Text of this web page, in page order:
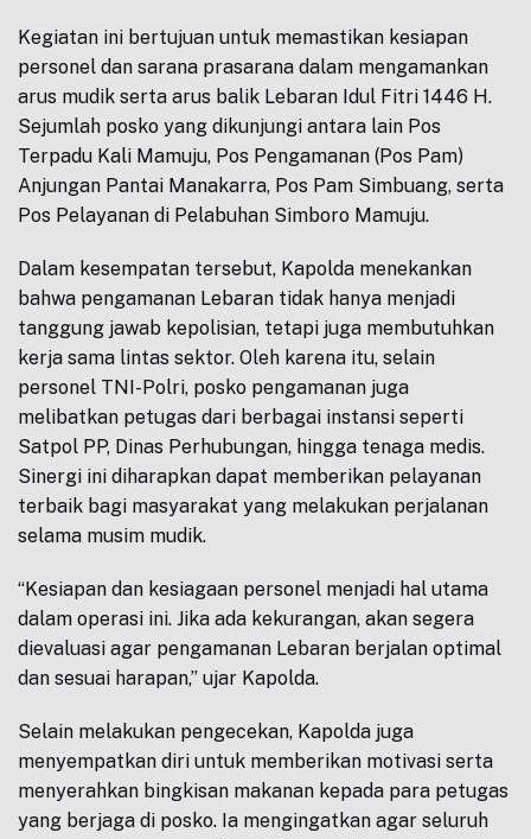
Kegiatan ini bertujuan untuk memastikan kesiapan
personel dan sarana prasarana dalam mengamankan
arus mudik serta arus balik Lebaran Idul Fitri 1446 H.
Sejumlah posko yang dikunjungi antara lain Pos
Terpadu Kali Mamuju, Pos Pengamanan (Pos Pam)
Anjungan Pantai Manakarra, Pos Pam Simbuang, serta
Pos Pelayanan di Pelabuhan Simboro Mamuju.
Dalam kesempatan tersebut, Kapolda menekankan
bahwa pengamanan Lebaran tidak hanya menjadi
tanggung jawab kepolisian, tetapi juga membutuhkan
kerja sama lintas sektor. Oleh karena itu, selain
personel TNI-Polri, posko pengamanan juga
melibatkan petugas dari berbagai instansi seperti
Satpol PP, Dinas Perhubungan, hingga tenaga medis.
Sinergi ini diharapkan dapat memberikan pelayanan
terbaik bagi masyarakat yang melakukan perjalanan
selama musim mudik.
“Kesiapan dan kesiagaan personel menjadi hal utama
dalam operasi ini. Jika ada kekurangan, akan segera
dievaluasi agar pengamanan Lebaran berjalan optimal
dan sesuai harapan,” ujar Kapolda.
Selain melakukan pengecekan, Kapolda juga
menyempatkan diri untuk memberikan motivasi serta
menyerahkan bingkisan makanan kepada para petugas
yang berjaga di posko. Ia mengingatkan agar seluruh